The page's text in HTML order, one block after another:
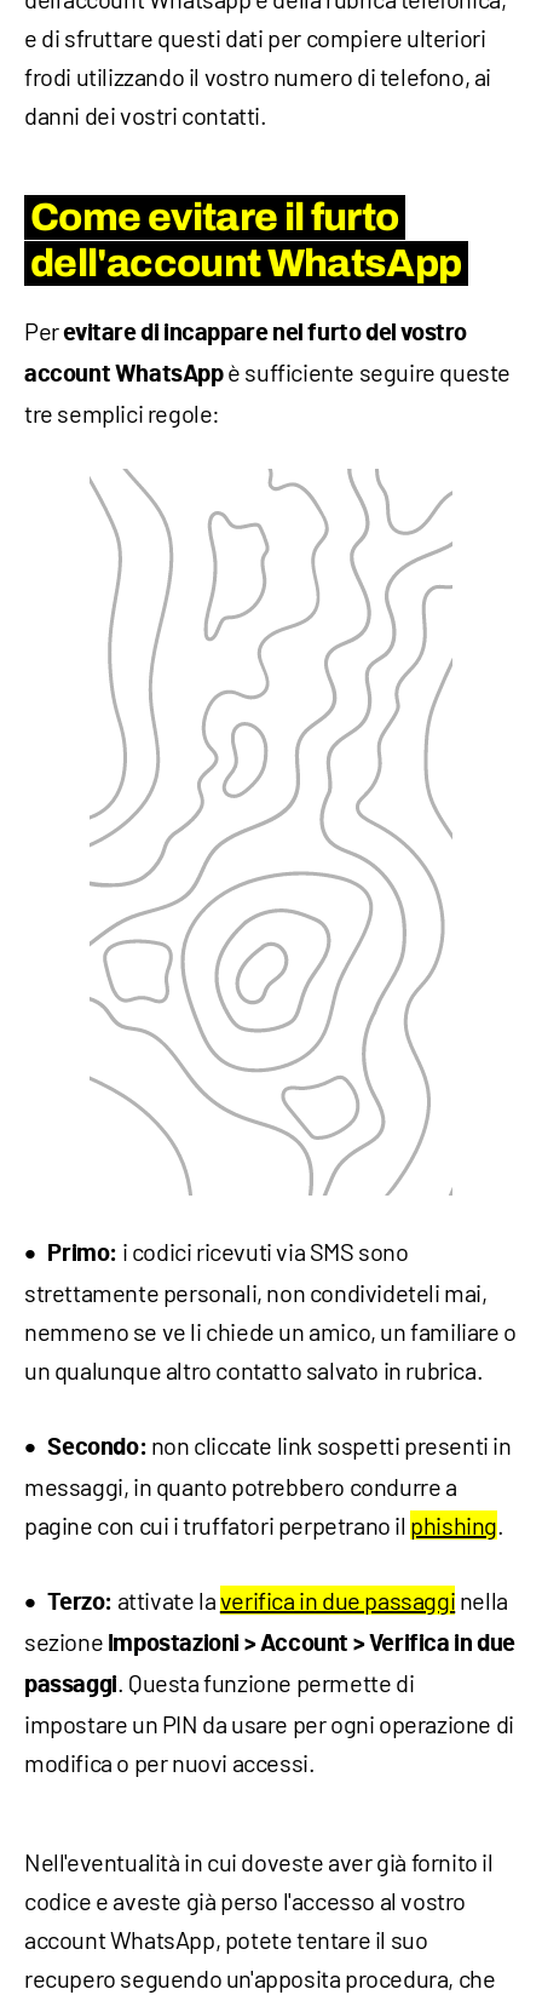
e di sfruttare questi dati per compiere ulteriori
frodi utilizzando il vostro numero di telefono, ai
danni dei vostri contatti.
Come evitare il furto
dell'account WhatsApp
Perevitare di incappare nel furto del vostro
account WhatsAppè sufficiente seguire queste
tre semplici regole:
Primo: i codici ricevuti via SMS sono
strettamente personali, non condivideteli mai,
nemmeno se ve li chiede un amico, un familiare o
un qualunque altro contatto salvato in rubrica.
Secondo: non cliccate link sospetti presenti in
messaggi, in quanto potrebbero condurre a
pagine con cui i truffatori perpetrano il phishing.
Terzo: attivate laverifica in due passaggi nella
sezione Impostazioni > Account > Verifica in due
passaggi. Questa funzione permette di
impostare un PIN da usare per ogni operazione di
modifica o per nuovi accessi.
Nell'eventualità in cui doveste aver già fornito il
codice e aveste già perso l'accesso al vostro
account WhatsApp, potete tentare il suo
recupero seguendo un'apposita procedura, che